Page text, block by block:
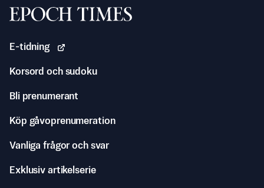
Svenska Epoch Times
E-tidning
Korsord och sudoku
Bli prenumerant
Köp gåvoprenumeration
Vanliga frågor och svar
Exklusiv artikelserie